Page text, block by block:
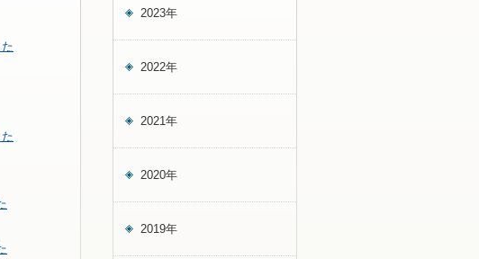
2023年
2022年
2021年
2020年
2019年